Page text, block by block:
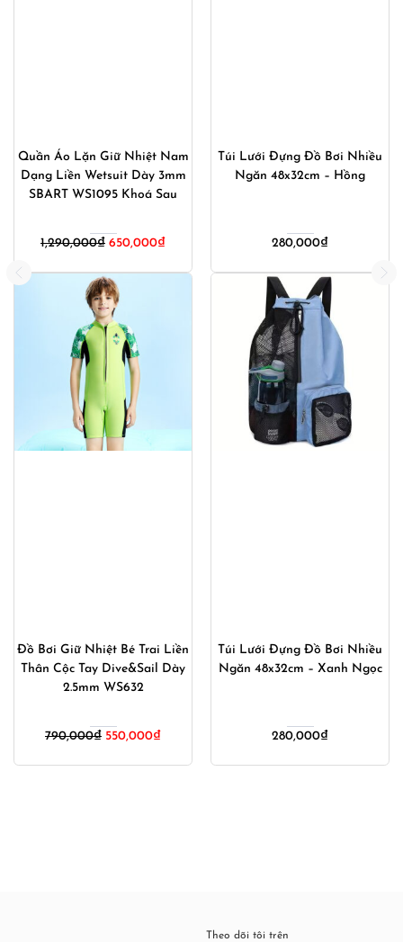
Túi Lưới Đựng Đồ Bơi Nhiều
Ngăn 48x32cm – Hồng
280,000₫
Túi Lưới Đựng Đồ Bơi Nhiều
Ngăn 48x32cm – Xanh Ngọc
280,000₫
Bộ Bơi Nam 2 Món Áo Bơi
Nam Dài Tay Quần Bơi Nam
850,000₫ 640,000
Bộ Bơi Nam 2 Món Áo Bơi
Nam Dài Tay Quần Bơi Nam
850,000₫ 640,000
Theo dõi tôi trên